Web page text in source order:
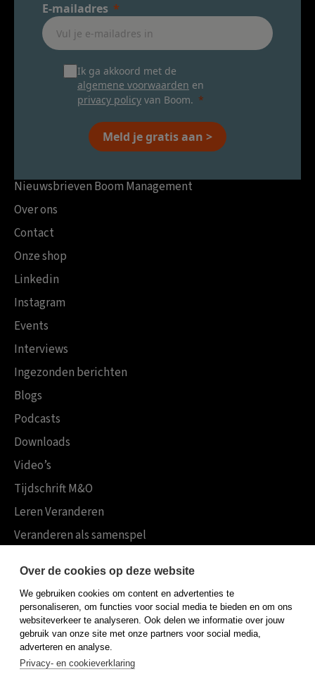
E-mailadres
Ik ga akkoord met de
algemene voorwaarden en
privacy policy van Boom.
Meld je gratis aan >
Nieuwsbrieven Boom Management
Over ons
Contact
Onze shop
Linkedin
Instagram
Events
Interviews
Ingezonden berichten
Blogs
Podcasts
Downloads
Video’s
Tijdschrift M&O
Leren Veranderen
Veranderen als samenspel
Koninklijke Boom uitgevers
Boom Psychologie
Boom Hoger Onderwijs
Over de cookies op deze website
We gebruiken cookies om content en advertenties te
personaliseren, om functies voor social media te bieden en om ons
websiteverkeer te analyseren. Ook delen we informatie over jouw
gebruik van onze site met onze partners voor social media,
adverteren en analyse.
Privacy- en cookieverklaring